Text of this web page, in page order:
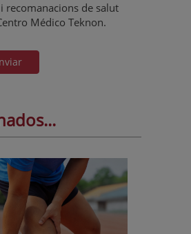
recomanacions de salut
Médico Teknon.